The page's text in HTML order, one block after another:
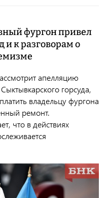
фургон привел
и к разговорам о
апелляцию
горсуда,
владельцу фургона
ремонт.
что в действиях